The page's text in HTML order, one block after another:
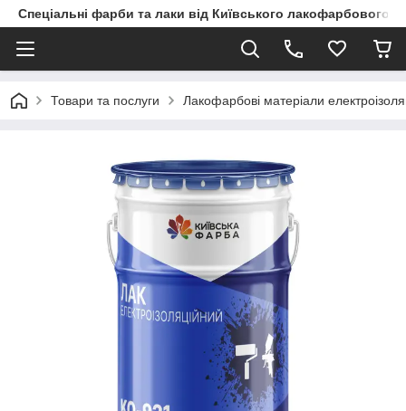
Спеціальні фарби та лаки від Київського
Товари та послуги Лакофарбові матеріали